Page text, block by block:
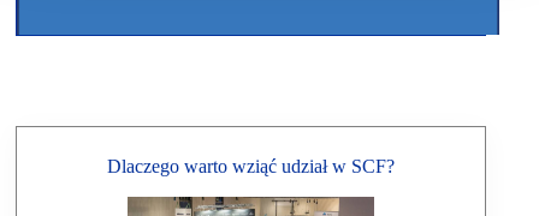
Dlaczego warto wziąć udział w SCF?